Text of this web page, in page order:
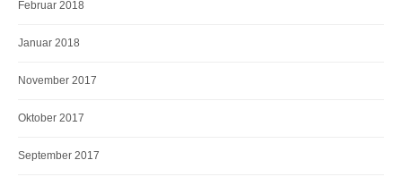
Februar 2018
Januar 2018
November 2017
Oktober 2017
September 2017